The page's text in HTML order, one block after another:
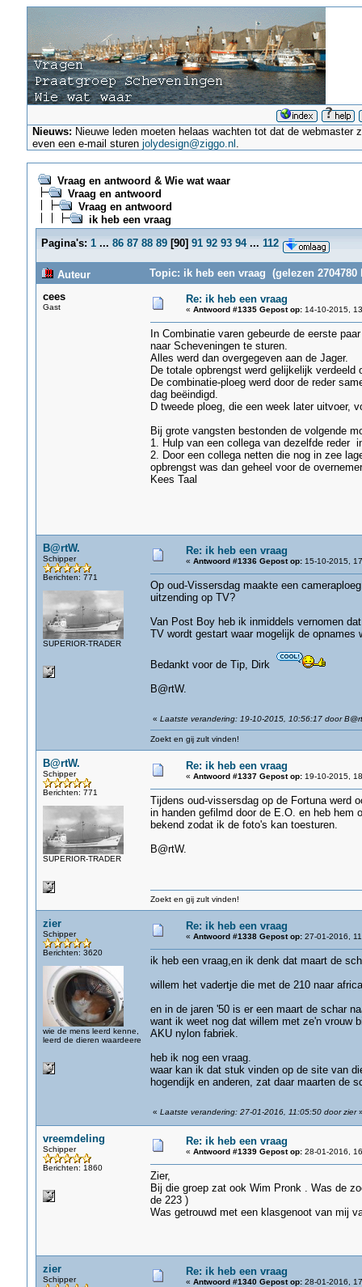
Nieuws: Nieuwe leden moeten helaas wachten tot dat de
even een e-mail sturenjolydesign@ziggo.nl .
Vraag en antwoord & Wie wat waar
Vraag en antwoord
Vraag en antwoord
ik heb een vraag
Pagina's: 1 ... 86 87 88 89[90] 91 92 93 94 ... 112
Auteur
Topic: ik heb een vraag (gelezen 2704780
cees
Gast
Re: ik heb een vraag
« Antwoord #1335 Gepost op:14-10-2015,
In Combinatie varen gebeurde de eerste
naar Scheveningen te sturen.
Alles werd dan overgegeven aan de Jager.
De totale opbrengst werd gelijkelijk
De combinatie-ploeg werd door de reder
dag beëindigd.
D tweede ploeg, die een week later uitvoer,
Bij grote vangsten bestonden de volgende
1. Hulp van een collega van dezelfde reder
2. Door een collega netten die nog in zee
opbrengst was dan geheel voor de
Kees Taal
B@rtW.
Schipper
Berichten: 771
SUPERIOR-TRADER
Re: ik heb een vraag
« Antwoord #1336 Gepost op:15-10-2015,
Op oud-Vissersdag maakte een
uitzending op TV?
Van Post Boy heb ik inmiddels vernomen
TV wordt gestart waar mogelijk de opnames
Bedankt voor de Tip, Dirk
B@rtW.
« Laatste verandering: 19-10-2015, 10:56:17 door
Zoekt en gij zult vinden!
B@rtW.
Schipper
Berichten: 771
SUPERIOR-TRADER
Re: ik heb een vraag
« Antwoord #1337 Gepost op:19-10-2015,
Tijdens oud-vissersdag op de Fortuna werd
in handen gefilmd door de E.O. en heb hem
bekend zodat ik de foto's kan toesturen.
B@rtW.
Zoekt en gij zult vinden!
zier
Schipper
Berichten: 3620
wie de mens leerd kenne,
leerd de dieren waardeere
Re: ik heb een vraag
« Antwoord #1338 Gepost op:27-01-2016,
ik heb een vraag,en ik denk dat maart de
willem het vadertje die met de 210 naar
en in de jaren '50 is er een maart de schar
want ik weet nog dat willem met ze'n vrouw
AKU nylon fabriek.
heb ik nog een vraag.
waar kan ik dat stuk vinden op de site van
hogendijk en anderen, zat daar maarten de
« Laatste verandering: 27-01-2016, 11:05:50 door zier
vreemdeling
Schipper
Berichten: 1860
Re: ik heb een vraag
« Antwoord #1339 Gepost op:28-01-2016,
Zier,
Bij die groep zat ook Wim Pronk . Was de
de 223 )
Was getrouwd met een klasgenoot van mij
zier
Schipper
Re: ik heb een vraag
« Antwoord #1340 Gepost op:28-01-2016,